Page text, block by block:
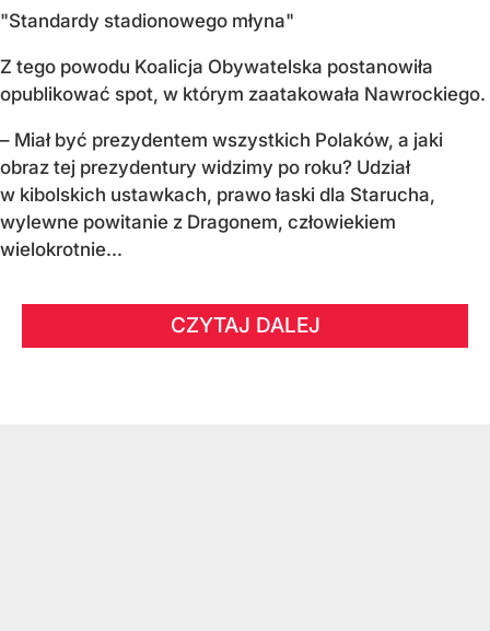
"Standardy stadionowego młyna"
Z tego powodu Koalicja Obywatelska postanowiła
opublikować spot, w którym zaatakowała Nawrockiego.
– Miał być prezydentem wszystkich Polaków, a jaki
obraz tej prezydentury widzimy po roku? Udział
w kibolskich ustawkach, prawo łaski dla Starucha,
wylewne powitanie z Dragonem, człowiekiem
wielokrotnie...
CZYTAJ DALEJ